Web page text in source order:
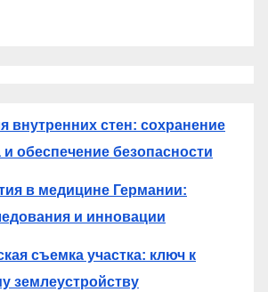
внутренних стен: сохранение
и обеспечение безопасности
в медицине Германии:
и инновации
съемка участка: ключ к
землеустройству